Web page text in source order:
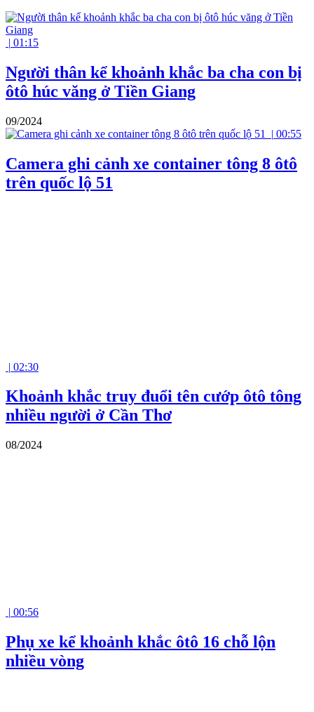
| 01:15
Người thân kể khoảnh khắc ba cha con bị
ôtô húc văng ở Tiền Giang
09/2024
| 00:55
Camera ghi cảnh xe container tông 8 ôtô
trên quốc lộ 51
| 02:30
Khoảnh khắc truy đuổi tên cướp ôtô tông
nhiều người ở Cần Thơ
08/2024
| 00:56
Phụ xe kể khoảnh khắc ôtô 16 chỗ lộn
nhiều vòng